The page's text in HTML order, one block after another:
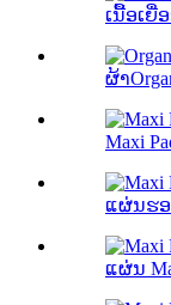
ເນື້ອເຍື່
ຜ້າ
Maxi
ແຜ່ນຮອ
ແຜ່ນ